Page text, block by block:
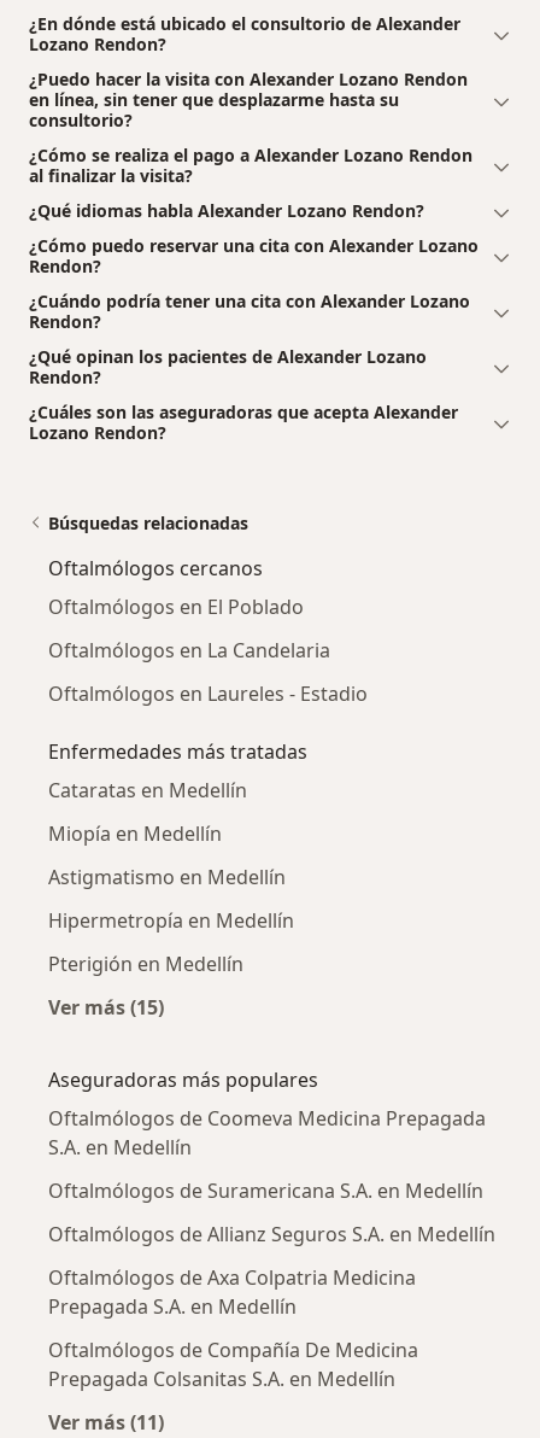
¿En dónde está ubicado el consultorio de Alexander
Lozano Rendon?
¿Puedo hacer la visita con Alexander Lozano Rendon
en línea, sin tener que desplazarme hasta su
consultorio?
¿Cómo se realiza el pago a Alexander Lozano Rendon
al finalizar la visita?
¿Qué idiomas habla Alexander Lozano Rendon?
¿Cómo puedo reservar una cita con Alexander Lozano
Rendon?
¿Cuándo podría tener una cita con Alexander Lozano
Rendon?
¿Qué opinan los pacientes de Alexander Lozano
Rendon?
¿Cuáles son las aseguradoras que acepta Alexander
Lozano Rendon?
Búsquedas relacionadas
Oftalmólogos cercanos
Oftalmólogos en El Poblado
Oftalmólogos en La Candelaria
Oftalmólogos en Laureles - Estadio
Enfermedades más tratadas
Cataratas en Medellín
Miopía en Medellín
Astigmatismo en Medellín
Hipermetropía en Medellín
Pterigión en Medellín
Ver más (15)
Aseguradoras más populares
Oftalmólogos de Coomeva Medicina Prepagada
S.A. en Medellín
Oftalmólogos de Suramericana S.A. en Medellín
Oftalmólogos de Allianz Seguros S.A. en Medellín
Oftalmólogos de Axa Colpatria Medicina
Prepagada S.A. en Medellín
Oftalmólogos de Compañía De Medicina
Prepagada Colsanitas S.A. en Medellín
Ver más (11)